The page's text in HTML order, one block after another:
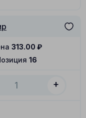
16
313.00 ₽
+